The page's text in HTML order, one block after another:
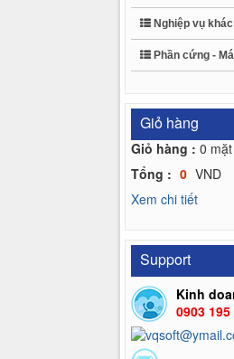
Nghiệp vụ
Phần cứng -
Giỏ hàng
Giỏ hàng : 0
Tổng : 0 VND
Xem chi tiết
Support
Kinh
0903 195